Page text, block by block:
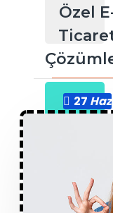
Özel
27 Haz